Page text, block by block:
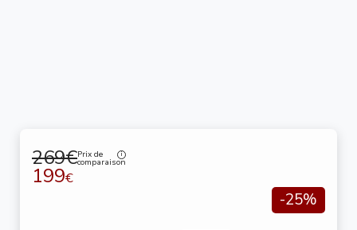
269€Prix de
comparaison
199€
-25%